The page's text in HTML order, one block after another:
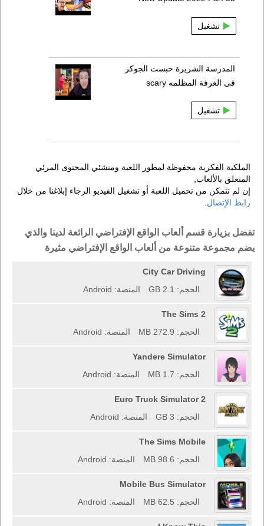
تشغيل
المدرسة الشريرة حبست الجوكر
فى الغرفة المظلمه scary
تشغيل
الملكية الفكرية محفوظة لمطور اللعبة ومنشئي المحتوى المرئي
المتعلق بالألعاب,
إن لم تتمكن من تحميل اللعبة أو تشغيل الفيديو الرجاء إبلاغنا من خلال
رابط الإتصال
تفضل بزيارة قسم ألعاب الواقع الإفتراضي الرائعة لدينا والذي
يضم مجموعة متنوعة من ألعاب الواقع الإفتراضي مثيرة
City Car Driving
الحجم: 2.1 GB
المنصة: Android
The Sims 2
الحجم: 272.9 MB
المنصة: Android
Yandere Simulator
الحجم: 1.7 MB
المنصة: Android
Euro Truck Simulator 2
الحجم: 3 GB
المنصة: Android
The Sims Mobile
الحجم: 98.6 MB
المنصة: Android
Mobile Bus Simulator
الحجم: 62.5 MB
المنصة: Android